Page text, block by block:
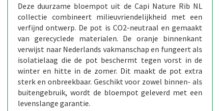
Deze duurzame bloempot uit de Capi Nature Rib NL
collectie combineert milieuvriendelijkheid met een
verfijnd ontwerp. De pot is CO2-neutraal en gemaakt
van gerecyclede materialen. De oranje binnenkant
verwijst naar Nederlands vakmanschap en fungeert als
isolatielaag die de pot beschermt tegen vorst in de
winter en hitte in de zomer. Dit maakt de pot extra
sterk en onbreekbaar. Geschikt voor zowel binnen- als
buitengebruik, wordt de bloempot geleverd met een
levenslange garantie.